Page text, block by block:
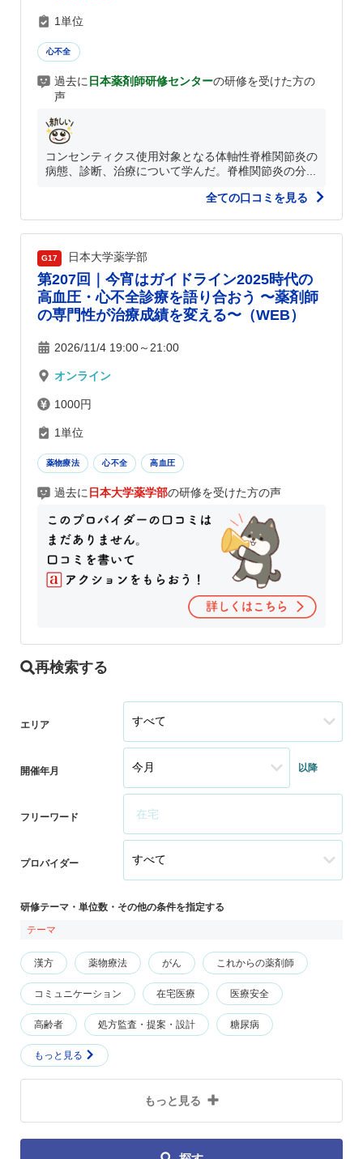
1単位
心不全
過去に 日本薬剤師研修センターの研修を受けた方の
声
コンセンティクス使用対象となる体軸性脊椎関節炎の
病態、診断、治療について学んだ。脊椎関節炎の分...
全ての口コミを見る
G17 日本大学薬学部
第207回｜今宵はガイドライン2025時代の
高血圧・心不全診療を語り合おう 〜薬剤師
の専門性が治療成績を変える〜（WEB）
2026/11/4 19:00～21:00
オンライン
1000円
1単位
薬物療法 心不全 高血圧
過去に 日本大学薬学部の研修を受けた方の声
再検索する
エリア
開催年月 以降
フリーワード
プロバイダー
研修テーマ・単位数・その他の条件を指定する
テーマ
漢方 薬物療法 がん これからの薬剤師
コミュニケーション 在宅医療 医療安全
高齢者 処方監査・提案・設計 糖尿病
もっと見る
もっと見る